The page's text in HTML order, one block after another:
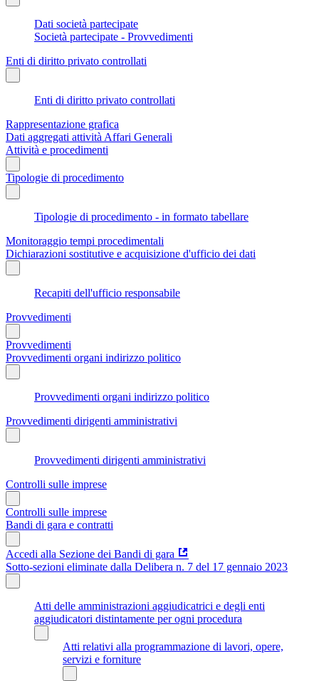
Dati società partecipate
Società partecipate - Provvedimenti
Enti di diritto privato controllati
Enti di diritto privato controllati
Rappresentazione grafica
Dati aggregati attività Affari Generali
Attività e procedimenti
Tipologie di procedimento
Tipologie di procedimento - in formato tabellare
Monitoraggio tempi procedimentali
Dichiarazioni sostitutive e acquisizione d'ufficio dei dati
Recapiti dell'ufficio responsabile
Provvedimenti
Provvedimenti
Provvedimenti organi indirizzo politico
Provvedimenti organi indirizzo politico
Provvedimenti dirigenti amministrativi
Provvedimenti dirigenti amministrativi
Controlli sulle imprese
Controlli sulle imprese
Bandi di gara e contratti
Accedi alla Sezione dei Bandi di gara
Sotto-sezioni eliminate dalla Delibera n. 7 del 17 gennaio 2023
Atti delle amministrazioni aggiudicatrici e degli enti
aggiudicatori distintamente per ogni procedura
Atti relativi alla programmazione di lavori, opere,
servizi e forniture